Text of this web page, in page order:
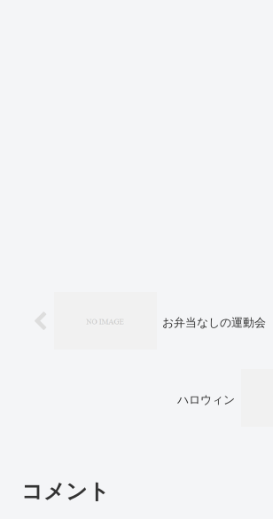
お弁当なしの運動会
ハロウィン
コメント